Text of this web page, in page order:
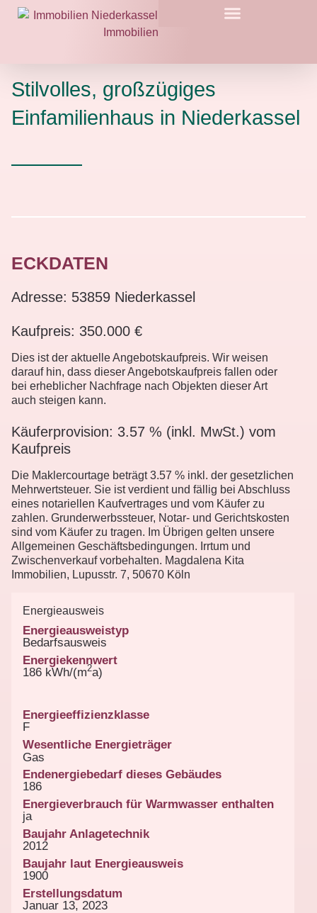
Stilvolles, großzügiges
Einfamilienhaus in Niederkassel
ECKDATEN
Adresse: 53859 Niederkassel
Kaufpreis: 350.000 €
Dies ist der aktuelle Angebotskaufpreis. Wir weisen
darauf hin, dass dieser Angebotskaufpreis fallen oder
bei erheblicher Nachfrage nach Objekten dieser Art
auch steigen kann.
Käuferprovision: 3.57 % (inkl. MwSt.) vom
Kaufpreis
Die Maklercourtage beträgt 3.57 % inkl. der gesetzlichen
Mehrwertsteuer. Sie ist verdient und fällig bei Abschluss
eines notariellen Kaufvertrages und vom Käufer zu
zahlen. Grunderwerbssteuer, Notar- und Gerichtskosten
sind vom Käufer zu tragen. Im Übrigen gelten unsere
Allgemeinen Geschäftsbedingungen. Irrtum und
Zwischenverkauf vorbehalten. Magdalena Kita
Immobilien, Lupusstr. 7, 50670 Köln
Energieausweis
Energieausweistyp
Bedarfsausweis
Energiekennwert
186 kWh/(m2a)
Energieeffizienzklasse
F
Wesentliche Energieträger
Gas
Endenergiebedarf dieses Gebäudes
186
Energieverbrauch für Warmwasser enthalten
ja
Baujahr Anlagetechnik
2012
Baujahr laut Energieausweis
1900
Erstellungsdatum
Januar 13, 2023